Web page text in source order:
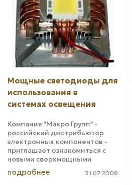
Мощные светодиоды для
использования в
системах освещения
Компания "Макро Групп" -
российский дистрибьютор
электронных компонентов -
приглашает ознакомиться с
новыми сверхмощными
светодиодами. В последнее
время использование
подробнее 31.07.2008